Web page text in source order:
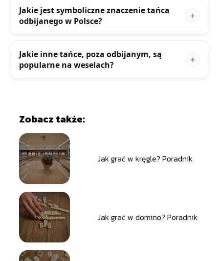
Jakie jest symboliczne znaczenie tańca
odbijanego w Polsce?
Jakie inne tańce, poza odbijanym, są
popularne na weselach?
Zobacz także:
Jak grać w kręgle? Poradnik
Jak grać w domino? Poradnik